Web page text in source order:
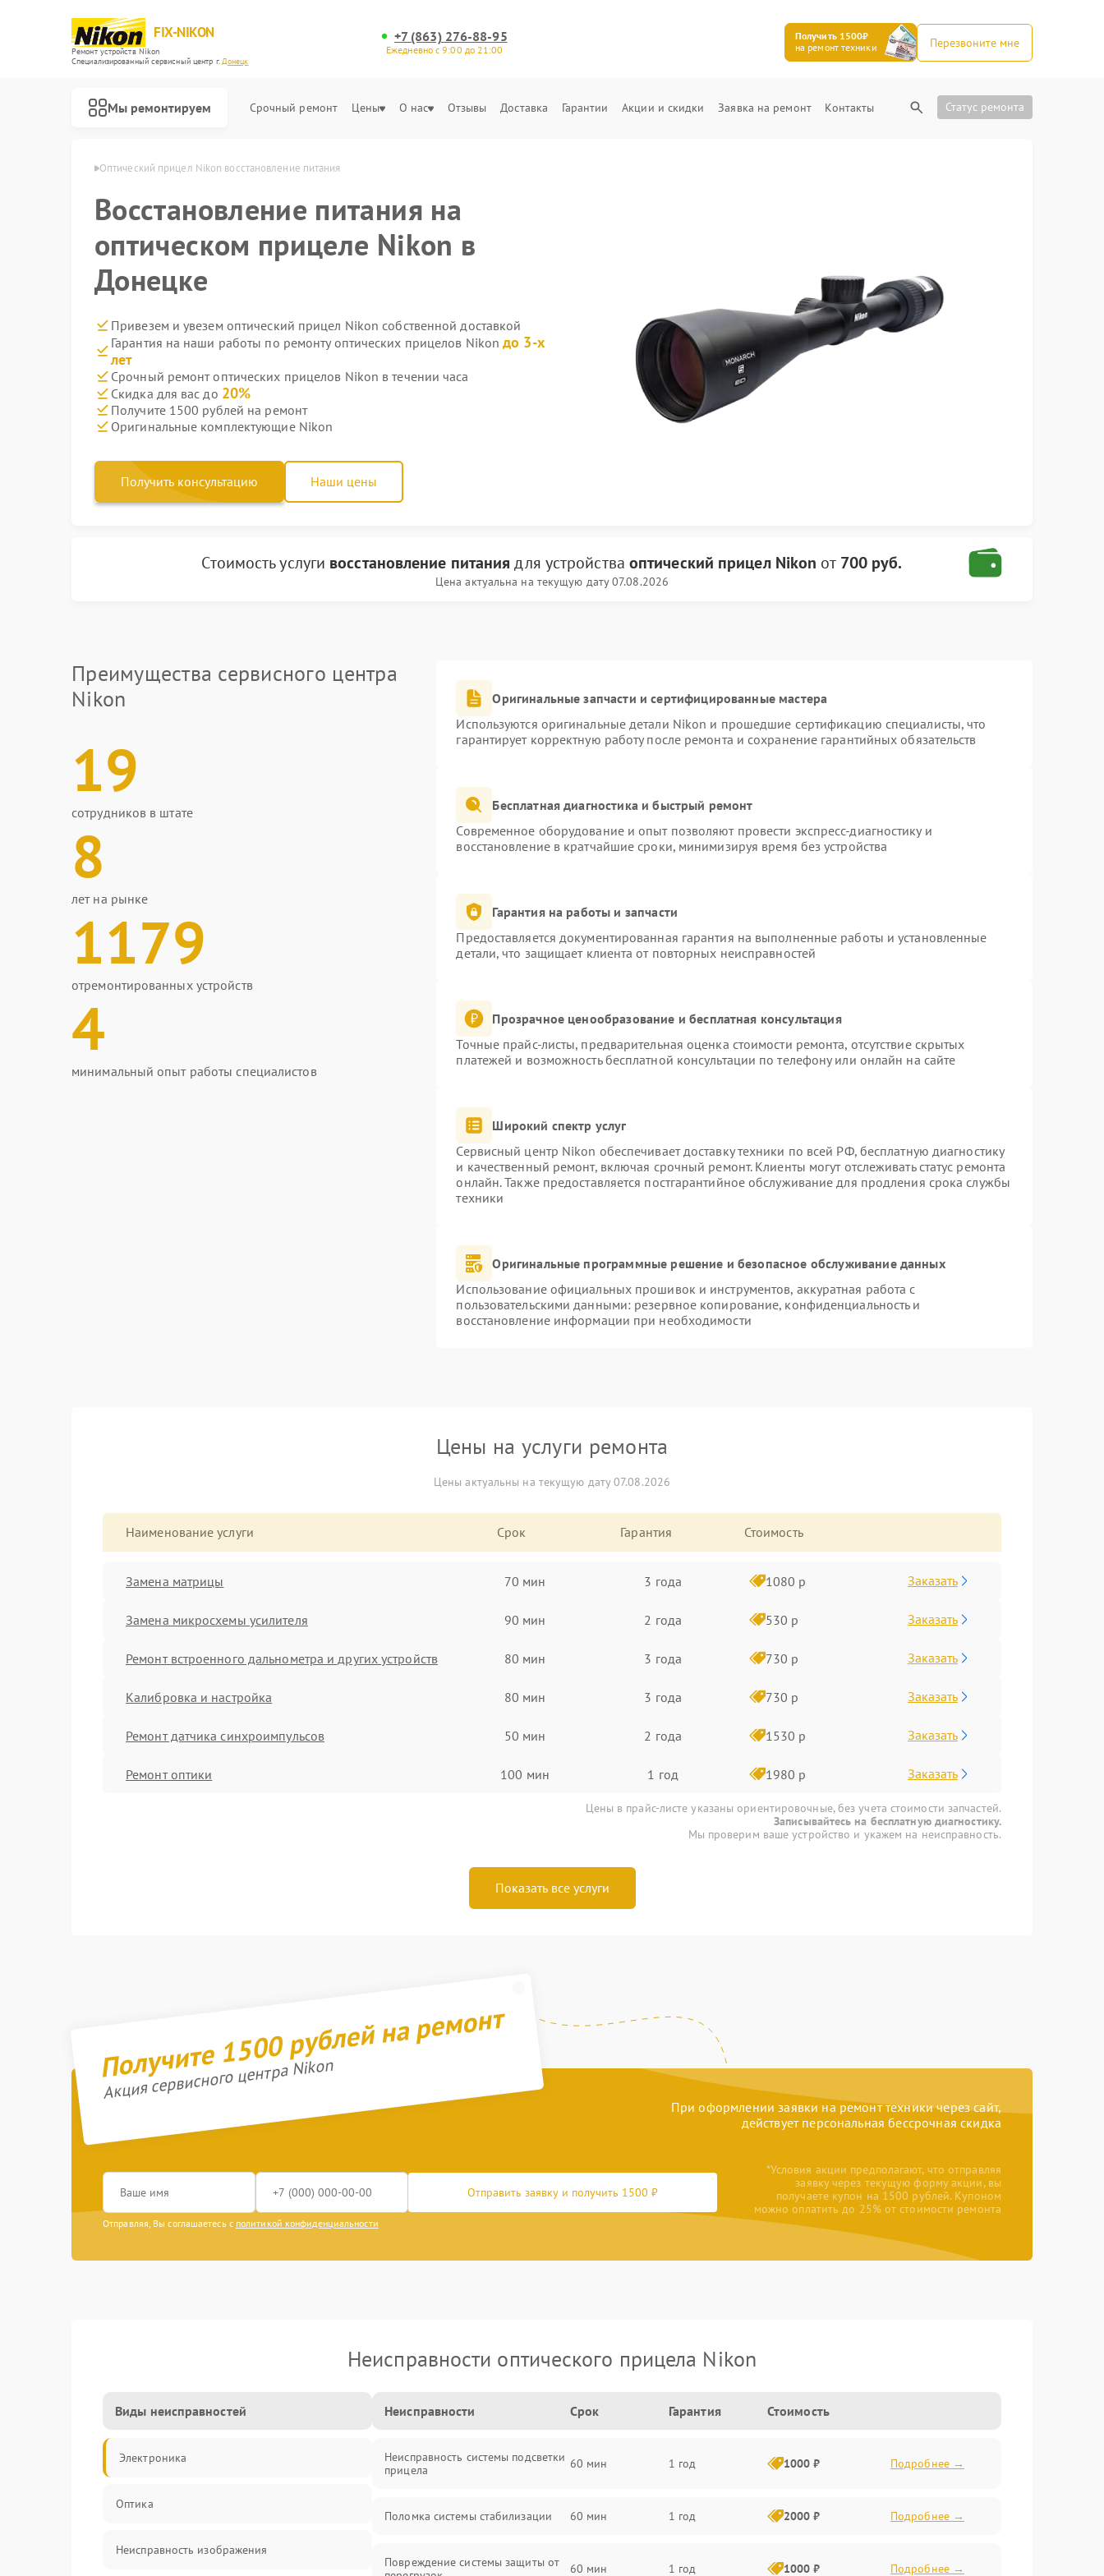
FIX-NIKON
Ремонт устройств Nikon
Специализированный cервисный центр г.Донецк
+7 (863) 276-88-95
Ежедневно с 9:00 до 21:00
Получить 1500₽
на ремонт техники
Перезвоните мне
Мы ремонтируем Срочный ремонт Цены О нас Отзывы Доставка Гарантии Акции и скидки Заявка на ремонт Контакты Статус ремонта
Оптический прицел Nikon восстановление питания
Восстановление питания на
оптическом прицеле Nikon в
Донецке
Привезем и увезем оптический прицел Nikon собственной доставкой
Гарантия на наши работы по ремонту оптических прицелов Nikonдо 3-х
лет
Срочный ремонт оптических прицелов Nikon в течении часа
Скидка для вас до 20%
Получите 1500 рублей на ремонт
Оригинальные комплектующие Nikon
Получить консультацию Наши цены
Стоимость услуги восстановление питания для устройства оптический прицел Nikon от 700 руб.
Цена актуальна на текущую дату 07.08.2026
Преимущества сервисного центра
Nikon
19
сотрудников в штате
8
лет на рынке
1179
отремонтированных устройств
4
минимальный опыт работы специалистов
Оригинальные запчасти и сертифицированные мастера
Используются оригинальные детали Nikon и прошедшие сертификацию специалисты, что
гарантирует корректную работу после ремонта и сохранение гарантийных обязательств
Бесплатная диагностика и быстрый ремонт
Современное оборудование и опыт позволяют провести экспресс-диагностику и
восстановление в кратчайшие сроки, минимизируя время без устройства
Гарантия на работы и запчасти
Предоставляется документированная гарантия на выполненные работы и установленные
детали, что защищает клиента от повторных неисправностей
Прозрачное ценообразование и бесплатная консультация
Точные прайс-листы, предварительная оценка стоимости ремонта, отсутствие скрытых
платежей и возможность бесплатной консультации по телефону или онлайн на сайте
Широкий спектр услуг
Сервисный центр Nikon обеспечивает доставку техники по всей РФ, бесплатную диагностику
и качественный ремонт, включая срочный ремонт. Клиенты могут отслеживать статус ремонта
онлайн. Также предоставляется постгарантийное обслуживание для продления срока службы
техники
Оригинальные программные решение и безопасное обслуживание данных
Использование официальных прошивок и инструментов, аккуратная работа с
пользовательскими данными: резервное копирование, конфиденциальность и
восстановление информации при необходимости
Цены на услуги ремонта
Цены актуальны на текущую дату 07.08.2026
Наименование услуги Срок Гарантия Стоимость
Замена матрицы 70 мин 3 года 1080 р Заказать
Замена микросхемы усилителя 90 мин 2 года 530 р Заказать
Ремонт встроенного дальнометра и других устройств 80 мин 3 года 730 р Заказать
Калибровка и настройка 80 мин 3 года 730 р Заказать
Ремонт датчика синхроимпульсов 50 мин 2 года 1530 р Заказать
Ремонт оптики 100 мин 1 год 1980 р Заказать
Цены в прайс-листе указаны ориентировочные, без учета стоимости запчастей.
Записывайтесь на бесплатную диагностику.
Мы проверим ваше устройство и укажем на неисправность.
Показать все услуги
Получите 1500 рублей на ремонт
Акция сервисного центра Nikon
При оформлении заявки на ремонт техники через сайт,
действует персональная бессрочная скидка
Отправить заявку и получить 1500 ₽
Отправляя, Вы соглашаетесь с политикой конфиденциальности
*Условия акции предполагают, что отправляя
заявку через текущую форму акции, вы
получаете купон на 1500 рублей. Купоном
можно оплатить до 25% от стоимости ремонта
Неисправности оптического прицела Nikon
Виды неисправностей
Электроника
Оптика
Неисправность изображения
Неисправности Срок Гарантия Стоимость
Неисправность системы подсветки
прицела
60 мин 1 год 1000 ₽ Подробнее →
Поломка системы стабилизации 60 мин 1 год 2000 ₽ Подробнее →
Повреждение системы защиты от
60 мин 1 год 1000 ₽ Подробнее →